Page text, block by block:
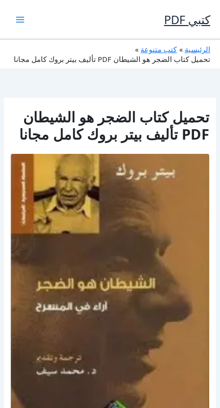
إلى
المحتوى
كتبي PDF
الرئيسية
كتب متنوعة
تحميل كتاب الضجر هو الشيطان PDF تأليف بيتر بروك كامل مجانا
تحميل كتاب الضجر هو الشيطان
PDF تأليف بيتر بروك كامل مجانا